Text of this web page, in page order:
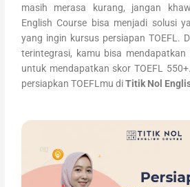
masih merasa kurang, jangan
English Course bisa menjadi solusi
yang ingin kursus persiapan TOEFL.
terintegrasi, kamu bisa
untuk mendapatkan skor TOEFL
persiapkan TOEFLmu diTitik Nol